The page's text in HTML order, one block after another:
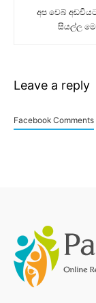
අප වෙබ්
සියල්ල
Leave a reply
Facebook Comments